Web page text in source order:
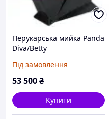
Перукарська мийка Panda
Diva/Betty
Під замовлення
53 500₴
Купити